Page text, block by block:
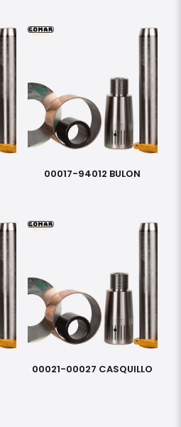
00017-94012 BULON
00021-00027 CASQUILLO